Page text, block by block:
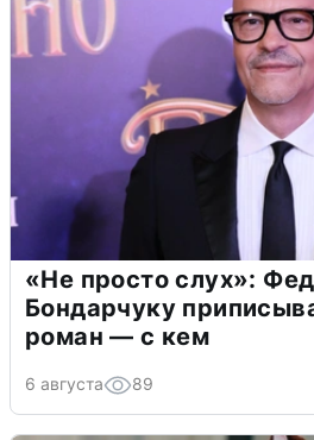
«Не просто слух»:
Бондарчуку
роман — с кем
6 августа 89